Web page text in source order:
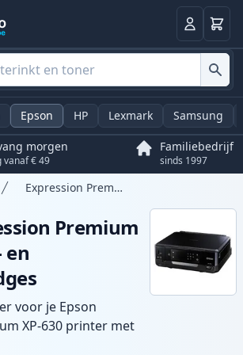
Log in
Epson HP Lexmark Samsung
morgen
vanaf € 49
Familiebedrijf
sinds 1997
Expression Premium XP-630
Premium
en
voor je Epson
XP-630 printer met
en high-